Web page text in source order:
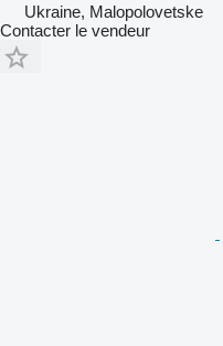
Ukraine, Malopolovetske
Contacter le vendeur